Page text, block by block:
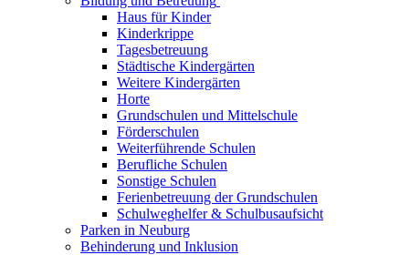
Haus für Kinder
Kinderkrippe
Tagesbetreuung
Städtische Kindergärten
Weitere Kindergärten
Horte
Grundschulen und Mittelschule
Förderschulen
Weiterführende Schulen
Berufliche Schulen
Sonstige Schulen
Ferienbetreuung der Grundschulen
Schulweghelfer & Schulbusaufsicht
Parken in Neuburg
Behinderung und Inklusion